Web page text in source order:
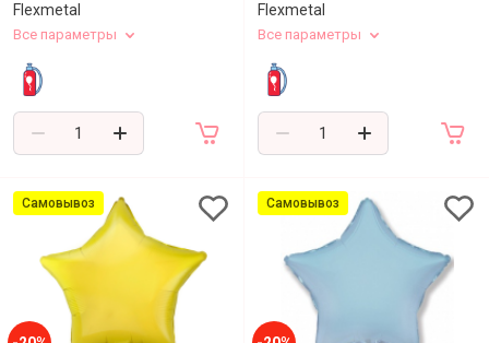
Flexmetal
Все параметры
Flexmetal
Все параметры
Самовывоз Самовывоз